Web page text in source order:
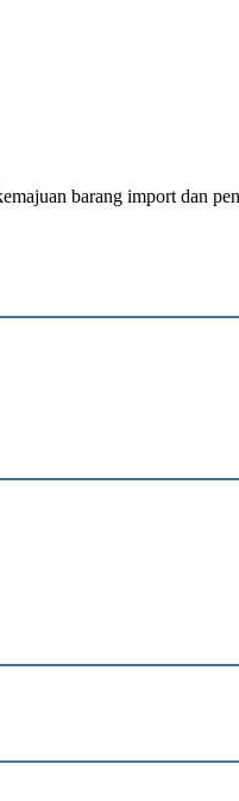
barang import dan